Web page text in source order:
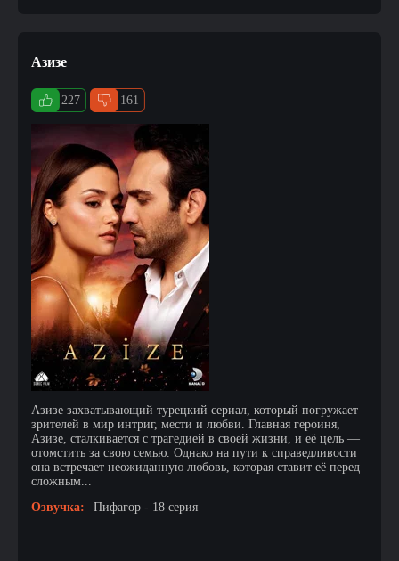
Азизе
227 161
Азизе захватывающий турецкий сериал, который погружает
зрителей в мир интриг, мести и любви. Главная героиня,
Азизе, сталкивается с трагедией в своей жизни, и её цель —
отомстить за свою семью. Однако на пути к справедливости
она встречает неожиданную любовь, которая ставит её перед
сложным...
Озвучка:
Пифагор - 18 серия